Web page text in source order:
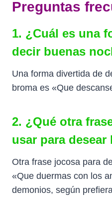
Preguntas
1. ¿Cuál es una
decir buenas
Una forma divertida de
broma es «Que
2. ¿Qué otra
usar para
Otra frase jocosa para
«Que duermas con los
demonios, según